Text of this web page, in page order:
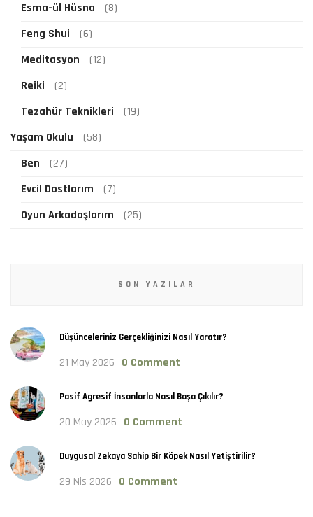
Esma-ül Hüsna
(8)
Feng Shui
(6)
Meditasyon
(12)
Reiki
(2)
Tezahür Teknikleri
(19)
Yaşam Okulu
(58)
Ben
(27)
Evcil Dostlarım
(7)
Oyun Arkadaşlarım
(25)
SON YAZILAR
Düşünceleriniz Gerçekliğinizi Nasıl Yaratır?
21 May 2026 0 Comment
Pasif Agresif İnsanlarla Nasıl Başa Çıkılır?
20 May 2026 0 Comment
Duygusal Zekaya Sahip Bir Köpek Nasıl Yetiştirilir?
29 Nis 2026 0 Comment